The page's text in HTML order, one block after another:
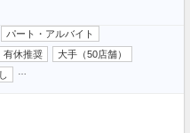
パート・アルバイト
有休推奨
大手（50店舗）